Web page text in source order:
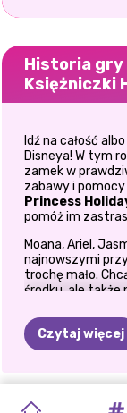
Historia gry
Księżniczki
Idź na całość
Disneya! W tym
zamek w
zabawy i
Princess
pomóż im
Moana, Ariel,
najnowszymi
trochę mało.
środku, ale także
przygotowaliśmy
których możesz
Halloween.
dyni
Czytaj więcej
KONCERT
SAMOUCZEK